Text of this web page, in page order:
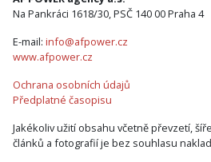
Na Pankráci 1618/30, PSČ 140 00 Praha 4
E-mail: info@afpower.cz
www.afpower.cz
Ochrana osobních údajů
Předplatné časopisu
Jakékoliv užití obsahu včetně převzetí,
článků a fotografií je bez souhlasu